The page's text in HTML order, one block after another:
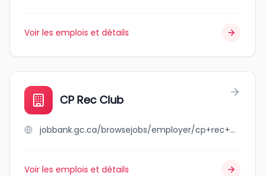
Voir les emplois et détails
CP Rec Club
jobbank.gc.ca/browsejobs/employer/cp+rec+club/ca
Voir les emplois et détails